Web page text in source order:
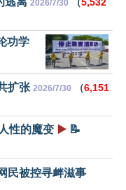
2026/7/30
功学
扩张 2026/7/30 （6,151
性的魔变 ▶️ 📝
民被控寻衅滋事